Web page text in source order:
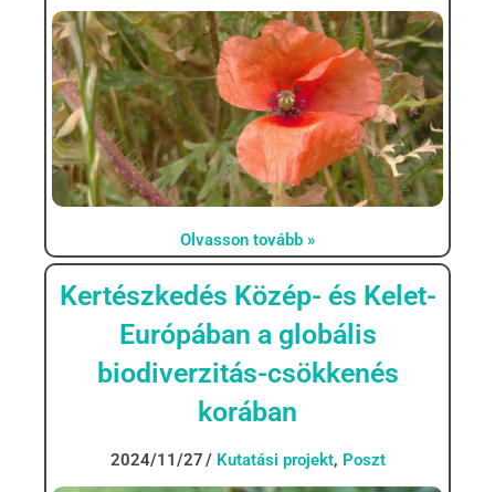
Olvasson tovább »
Kertészkedés Közép- és Kelet-
Európában a globális
biodiverzitás-csökkenés
korában
2024/11/27 Kutatási projekt, Poszt